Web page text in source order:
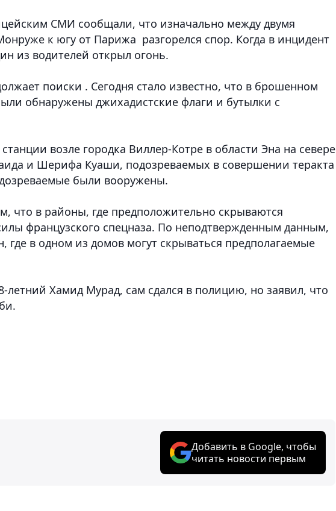
СМИ сообщали, что изначально между двумя
к югу от Парижа разгорелся спор. Когда в инцидент
из водителей открыл огонь.
поиски . Сегодня стало известно, что в брошенном
обнаружены джихадистские флаги и бутылки с
возле городка Виллер-Котре в области Эна на севере
и Шерифа Куаши, подозреваемых в совершении теракта
были вооружены.
что в районы, где предположительно скрываются
французского спецназа. По неподтвержденным данным,
где в одном из домов могут скрываться предполагаемые
Хамид Мурад, сам сдался в полицию, но заявил, что
Добавить в Google, чтобы
читать новости первым